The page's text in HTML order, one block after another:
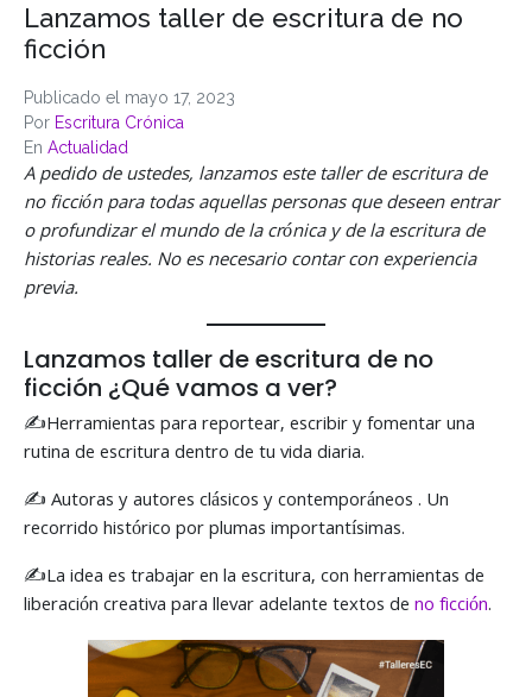
Publicado el mayo 17, 2023
Por Escritura Crónica
En Actualidad
Lanzamos taller de escritura de no
ficción
A pedido de ustedes, lanzamos este taller de escritura de
no ficción para todas aquellas personas que deseen entrar
o profundizar el mundo de la crónica y de la escritura de
historias reales. No es necesario contar con experiencia
previa.
Lanzamos taller de escritura de no
ficción ¿Qué vamos a ver?
✍Herramientas para reportear, escribir y fomentar una
rutina de escritura dentro de tu vida diaria.
✍ Autoras y autores clásicos y contemporáneos . Un
recorrido histórico por plumas importantísimas.
✍La idea es trabajar en la escritura, con herramientas de
liberación creativa para llevar adelante textos deno ficción.